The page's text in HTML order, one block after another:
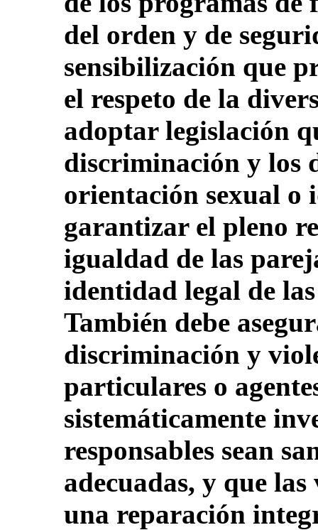
del orden y de
sensibilización que
el respeto de la
adoptar legislación
discriminación y los
orientación sexual o
garantizar el pleno
igualdad de las
identidad legal de
También debe
discriminación y
particulares o
sistemáticamente
responsables sean
adecuadas, y que
una reparación